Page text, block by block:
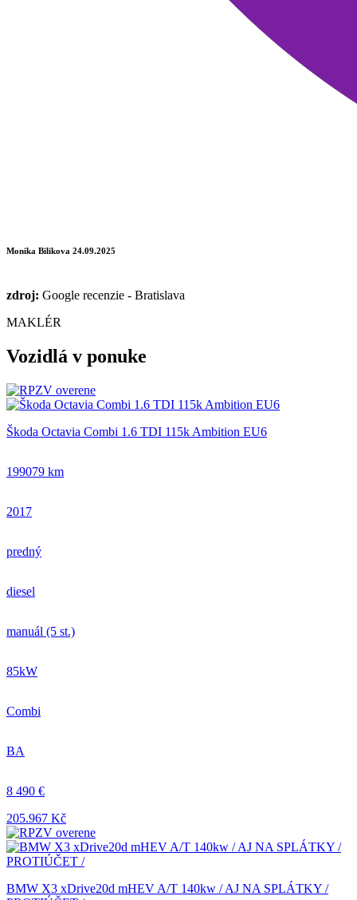
Monika Bilikova 24.09.2025
zdroj: Google recenzie - Bratislava
MAKLÉR
Vozidlá v ponuke
Škoda Octavia Combi 1.6 TDI 115k Ambition EU6
199079 km
2017
predný
diesel
manuál (5 st.)
85kW
Combi
BA
8 490 €
205.967 Kč
BMW X3 xDrive20d mHEV A/T 140kw / AJ NA SPLÁTKY /